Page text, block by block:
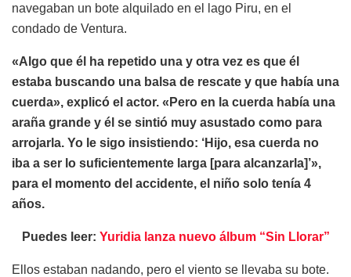
navegaban un bote alquilado en el lago Piru, en el
condado de Ventura.
«Algo que él ha repetido una y otra vez es que él
estaba buscando una balsa de rescate y que había una
cuerda», explicó el actor. «Pero en la cuerda había una
araña grande y él se sintió muy asustado como para
arrojarla. Yo le sigo insistiendo: ‘Hijo, esa cuerda no
iba a ser lo suficientemente larga [para alcanzarla]’»,
para el momento del accidente, el niño solo tenía 4
años.
Puedes leer: Yuridia lanza nuevo álbum “Sin Llorar”
Ellos estaban nadando, pero el viento se llevaba su bote.